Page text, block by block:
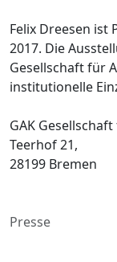
Felix Dreesen ist
2017. Die
Gesellschaft für
institutionelle
GAK
Teerhof 21,
28199 Bremen
Presse